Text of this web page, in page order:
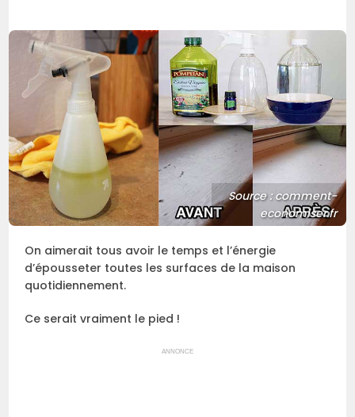
Source : comment-
economiser.fr
On aimerait tous avoir le temps et l’énergie
d’épousseter toutes les surfaces de la maison
quotidiennement.
Ce serait vraiment le pied !
ANNONCE